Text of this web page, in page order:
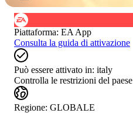
Piattaforma: EA App
Consulta la guida di attivazione
Può essere attivato in: italy
Controlla le restrizioni del paese
Regione: GLOBALE